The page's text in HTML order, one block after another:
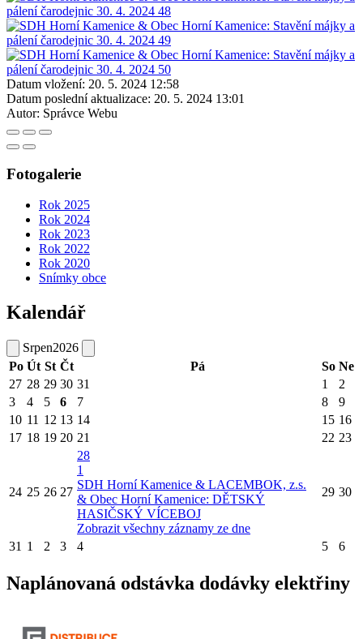
Datum vložení: 20. 5. 2024 12:58
Datum poslední aktualizace: 20. 5. 2024 13:01
Autor: Správce Webu
Fotogalerie
Rok 2025
Rok 2024
Rok 2023
Rok 2022
Rok 2020
Snímky obce
Kalendář
Srpen2026
Po Út St Čt Pá So Ne
27 28 29 30 31 1
2
3
4 5 6 7 8
9
10 11 12 13 14 15 16
17 18 19 20 21 22 23
24 25 26 27
28
1
SDH Horní Kamenice & LACEMBOK, z.s.
& Obec Horní Kamenice: DĚTSKÝ
HASIČSKÝ VÍCEBOJ
Zobrazit všechny záznamy ze dne
29 30
31 1 2 3 4 5 6
Naplánovaná odstávka dodávky elektřiny